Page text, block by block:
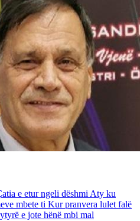
e etur ngeli dëshmi Aty ku
mbete ti Kur pranvera lulet falë
e jote hënë mbi mal